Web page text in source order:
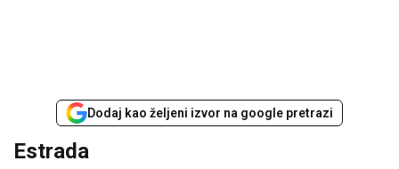
Dodaj kao željeni izvor na google pretrazi
Estrada